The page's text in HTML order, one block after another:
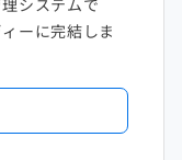
ーに完結しま